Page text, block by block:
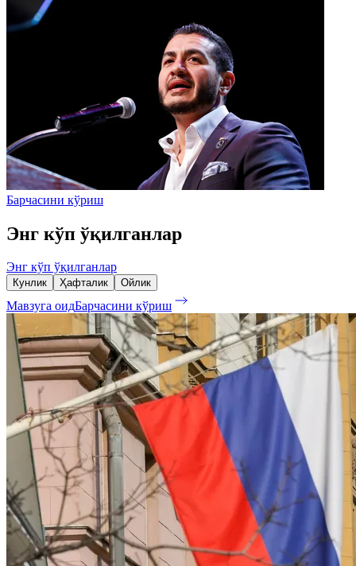
Барчасини кўриш
Энг кўп ўқилганлар
Энг кўп ўқилганлар
Кунлик Ҳафталик Ойлик
Мавзуга оидБарчасини кўриш